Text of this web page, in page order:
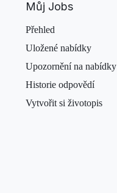
Můj Jobs
Přehled
Uložené nabídky
Upozornění na nabídky
Historie odpovědí
Vytvořit si životopis